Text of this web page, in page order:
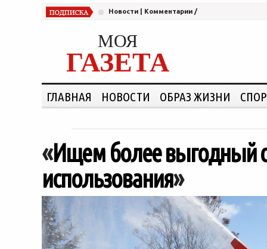
Новости Комментарии /
МОЯ
ГАЗЕТА
ГЛАВНАЯ НОВОСТИ ОБРАЗ ЖИЗНИ
«Ищем более выгодный
использования»